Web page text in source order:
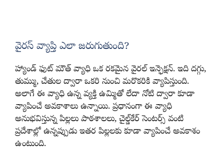
వైరస్ వ్యాప్తి ఎలా జరుగుతుంది?
హ్యాండ్ ఫుట్ మౌత్ వ్యాధి ఒక రకమైన వైరల్ ఇన్ఫెక్షన్. ఇది దగ్గు,
తుమ్ము, చేతుల ద్వారా ఒకరి నుంచి మరొకరికి వ్యాపిస్తుంది.
అలాగే ఈ వ్యాధి ఉన్న వ్యక్తి ఉమ్మితో లేదా నోటి ద్వారా కూడా
వ్యాపించే అవకాశాలు ఉన్నాయి. ప్రధానంగా ఈ వ్యాధి
అనుభవిస్తున్న పిల్లలు పాఠశాలలు, చైల్డ్‌కేర్ సెంటర్స్ వంటి
ప్రదేశాల్లో ఉన్నప్పుడు ఇతర పిల్లలకు కూడా వ్యాపించే అవకాశం
ఉంటుంది.